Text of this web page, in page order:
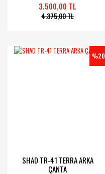
3.500,00 TL
4.375,00 TL
%20
SHAD TR-41 TERRA ARKA
ÇANTA